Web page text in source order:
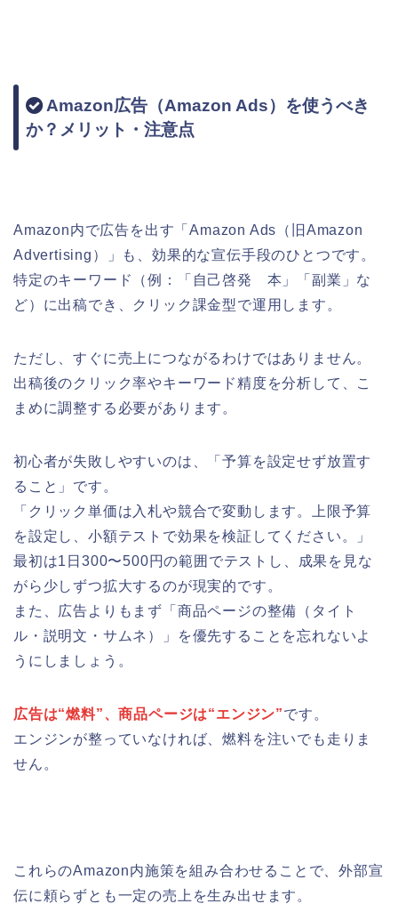
Amazon広告（Amazon Ads）を使うべき
か？メリット・注意点
Amazon内で広告を出す「Amazon Ads（旧Amazon
Advertising）」も、効果的な宣伝手段のひとつです。
特定のキーワード（例：「自己啓発 本」「副業」な
ど）に出稿でき、クリック課金型で運用します。
ただし、すぐに売上につながるわけではありません。
出稿後のクリック率やキーワード精度を分析して、こ
まめに調整する必要があります。
初心者が失敗しやすいのは、「予算を設定せず放置す
ること」です。
「クリック単価は入札や競合で変動します。上限予算
を設定し、小額テストで効果を検証してください。」
最初は1日300〜500円の範囲でテストし、成果を見な
がら少しずつ拡大するのが現実的です。
また、広告よりもまず「商品ページの整備（タイト
ル・説明文・サムネ）」を優先することを忘れないよ
うにしましょう。
広告は“燃料”、商品ページは“エンジン”です。
エンジンが整っていなければ、燃料を注いでも走りま
せん。
これらのAmazon内施策を組み合わせることで、外部宣
伝に頼らずとも一定の売上を生み出せます。